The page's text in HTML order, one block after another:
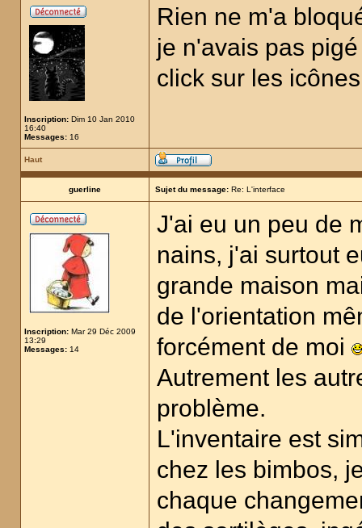
Inscription: Dim 10 Jan 2010
16:40
Messages: 16
Rien ne m'a
je n'avais pas
click sur les
Haut
guerline Sujet du message: Re: L'interface
Inscription: Mar 29 Déc 2009
13:29
Messages: 14
J'ai eu un peu de
nains, j'ai surtout
grande maison
de l'orientation
forcément de moi
Autrement les
problème.
L'inventaire est
chez les bimbos,
chaque